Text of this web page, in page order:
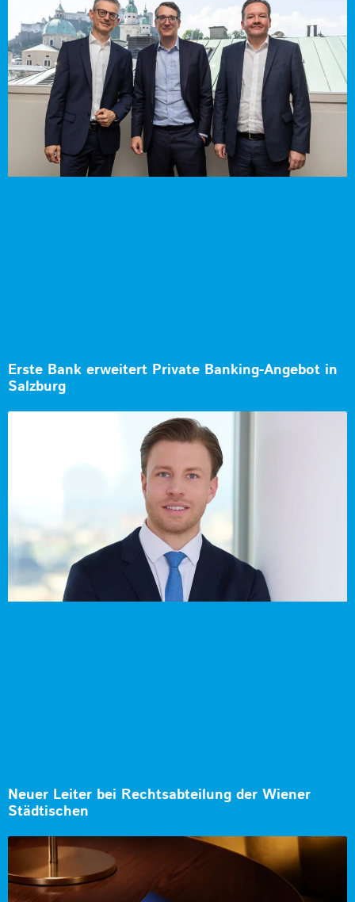
Erste Bank erweitert Private Banking-Angebot in
Salzburg
Neuer Leiter bei Rechtsabteilung der Wiener
Städtischen